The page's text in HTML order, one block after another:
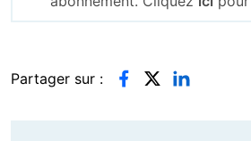
Partager sur :